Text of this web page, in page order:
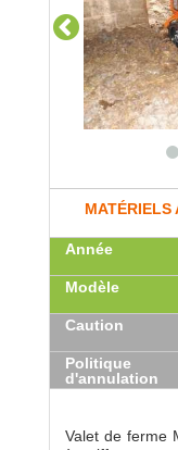
MATÉRIELS
Année
Modèle
Caution
Politique
d'annulation
Valet de ferme